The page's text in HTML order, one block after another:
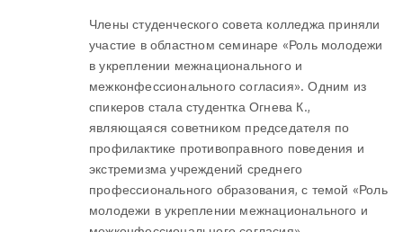
Члены студенческого совета колледжа приняли
участие в областном семинаре «Роль молодежи
в укреплении межнационального и
межконфессионального согласия». Одним из
спикеров стала студентка Огнева К.,
являющаяся советником председателя по
профилактике противоправного поведения и
экстремизма учреждений среднего
профессионального образования, с темой «Роль
молодежи в укреплении межнационального и